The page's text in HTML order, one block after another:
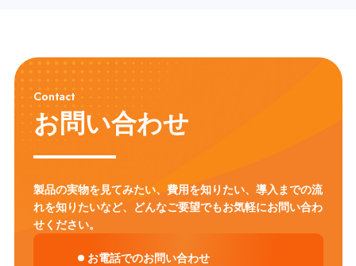
Contact
お問い合わせ
製品の実物を見てみたい、費用を知りたい、導入までの流
れを知りたいなど、
どんなご要望でもお気軽にお問い合わ
せください。
お電話でのお問い合わせ